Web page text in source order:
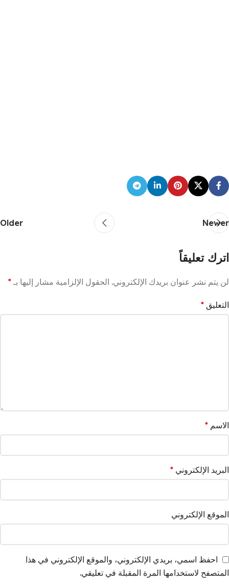
Newer
Older
اترك تعليقاً
لن يتم نشر عنوان بريدك الإلكتروني. الحقول الإلزامية مشار إليها بـ *
التعليق *
الاسم *
البريد الإلكتروني *
الموقع الإلكتروني
احفظ اسمي، بريدي الإلكتروني، والموقع الإلكتروني في هذا
المتصفح لاستخدامها المرة المقبلة في تعليقي.